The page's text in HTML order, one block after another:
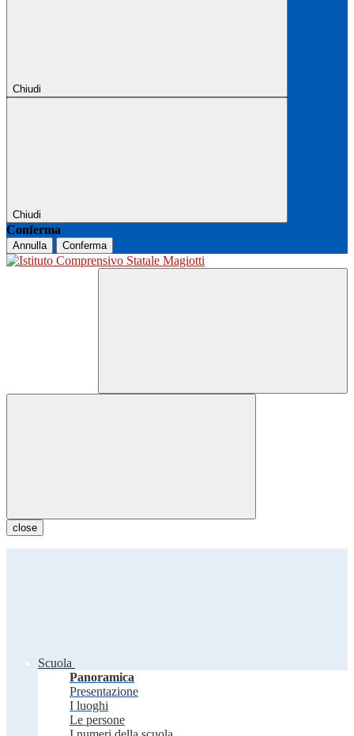
Chiudi
Chiudi
Conferma
Annulla Conferma
close
Scuola
Panoramica
Presentazione
I luoghi
Le persone